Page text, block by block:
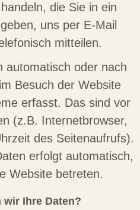
die Sie in ein
uns per E-Mail
mitteilen.
automatisch oder nach
Besuch der Website
erfasst. Das sind vor
(z.B. Internetbrowser,
des Seitenaufrufs).
erfolgt automatisch,
Website betreten.
wir Ihre Daten?